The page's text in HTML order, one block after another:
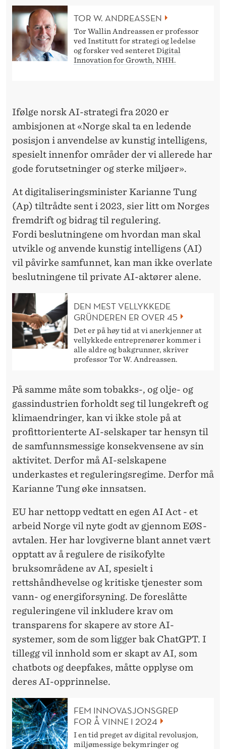
TOR W. ANDREASSEN
Tor Wallin Andreassen er professor
ved Institutt for strategi og ledelse
og forsker ved senteretDigital
Innovation for Growth, NHH.
Ifølge norsk AI-strategi fra 2020 er
ambisjonen at «Norge skal ta en ledende
posisjon i anvendelse av kunstig intelligens,
spesielt innenfor områder der vi allerede har
gode forutsetninger og sterke miljøer».
At digitaliseringsminister Karianne Tung
(Ap) tiltrådte sent i 2023, sier litt om Norges
fremdrift og bidrag til regulering.
Fordi beslutningene om hvordan man skal
utvikle og anvende kunstig intelligens (AI)
vil påvirke samfunnet, kan man ikke overlate
beslutningene til private AI-aktører alene.
DEN MEST VELLYKKEDE
GRÜNDEREN ER OVER 45
Det er på høy tid at vi anerkjenner at
vellykkede entreprenører kommer i
alle aldre og bakgrunner, skriver
professor Tor W. Andreassen.
På samme måte som tobakks-, og olje- og
gassindustrien forholdt seg til lungekreft og
klimaendringer, kan vi ikke stole på at
profittorienterte AI-selskaper tar hensyn til
de samfunnsmessige konsekvensene av sin
aktivitet. Derfor må AI-selskapene
underkastes et reguleringsregime. Derfor må
Karianne Tung øke innsatsen.
EU har nettopp vedtatt en egen AI Act - et
arbeid Norge vil nyte godt av gjennom EØS-
avtalen. Her har lovgiverne blant annet vært
opptatt av å regulere de risikofylte
bruksområdene av AI, spesielt i
rettshåndhevelse og kritiske tjenester som
vann- og energiforsyning. De foreslåtte
reguleringene vil inkludere krav om
transparens for skapere av store AI-
systemer, som de som ligger bak ChatGPT. I
tillegg vil innhold som er skapt av AI, som
chatbots og deepfakes, måtte opplyse om
deres AI-opprinnelse.
FEM INNOVASJONSGREP
FOR Å VINNE I 2024
I en tid preget av digital revolusjon,
miljømessige bekymringer og